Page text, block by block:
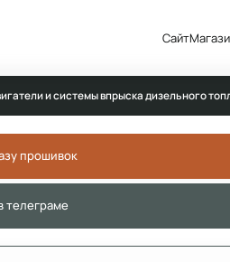
Сайт
и системы впрыска дизельного
прошивок
телеграме